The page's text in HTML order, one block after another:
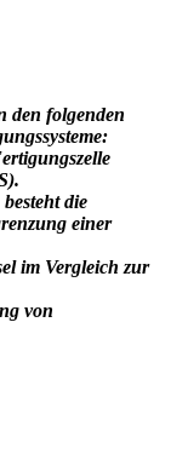
den folgenden
die
einer
im Vergleich zur
von